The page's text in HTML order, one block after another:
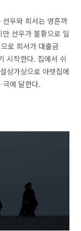
우와 희서는 영혼까
선우가 불황으로 일
로 희서가 대출금
시작한다. 집에서 쉬
상가상으로 아랫집에
극에 달한다.